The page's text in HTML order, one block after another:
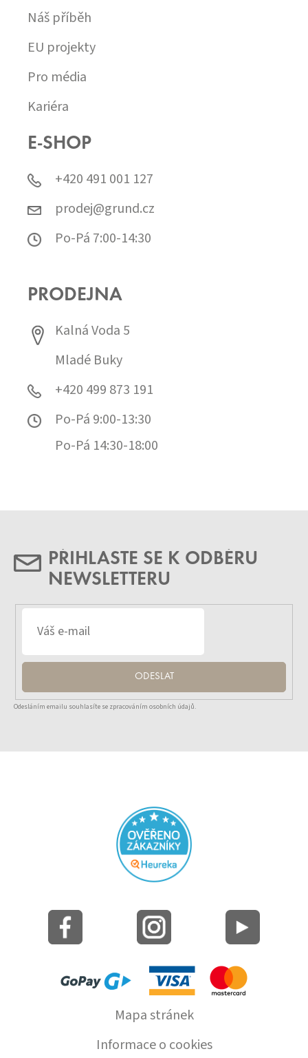
Náš příběh
EU projekty
Pro média
Kariéra
E-SHOP
+420 491 001 127
prodej@grund.cz
Po-Pá 7:00-14:30
PRODEJNA
Kalná Voda 5
Mladé Buky
+420 499 873 191
Po-Pá 9:00-13:30
Po-Pá 14:30-18:00
PŘIHLASTE SE K ODBĚRU
NEWSLETTERU
ODESLAT
Odesláním emailu souhlasíte se zpracováním osobních údajů.
Mapa stránek
Informace o cookies